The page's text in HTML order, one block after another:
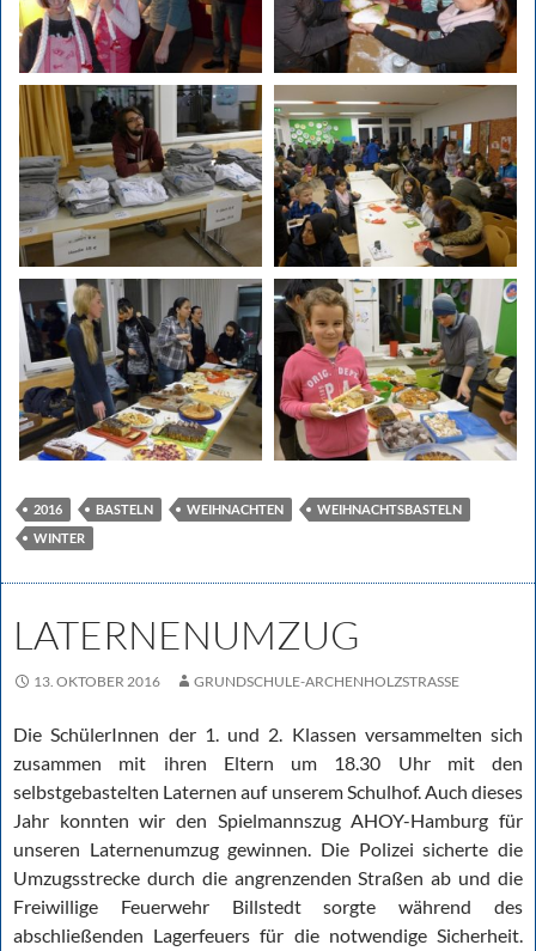
2016 BASTELN WEIHNACHTEN
WEIHNACHTSBASTELN
WINTER
LATERNENUMZUG
13. OKTOBER 2016 GRUNDSCHULE-ARCHENHOLZSTRASSE
Die SchülerInnen der 1. und 2. Klassen versammelten sich
zusammen mit ihren Eltern um 18.30 Uhr mit den
selbstgebastelten Laternen auf unserem Schulhof. Auch dieses
Jahr konnten wir den Spielmannszug AHOY-Hamburg für
unseren Laternenumzug gewinnen. Die Polizei sicherte die
Umzugsstrecke durch die angrenzenden Straßen ab und die
Freiwillige Feuerwehr Billstedt sorgte während des
abschließenden Lagerfeuers für die notwendige Sicherheit.